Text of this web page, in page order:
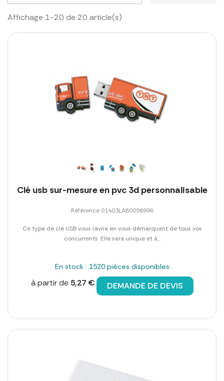
Affichage 1-20 de 20 article(s)
Clé usb sur-mesure en pvc 3d personnalisable
Référence 01403LAB0056998
Ce type de clé USB vous ravira en vous démarquant de tous vos
concurrents. Elle sera unique et à...
En stock : 1520 pièces disponibles
à partir de 5,27 € DEMANDE DE DEVIS